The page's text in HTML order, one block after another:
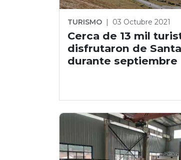
TURISMO | 03 Octubre 2021
Cerca de 13 mil
disfrutaron de
durante septiembre